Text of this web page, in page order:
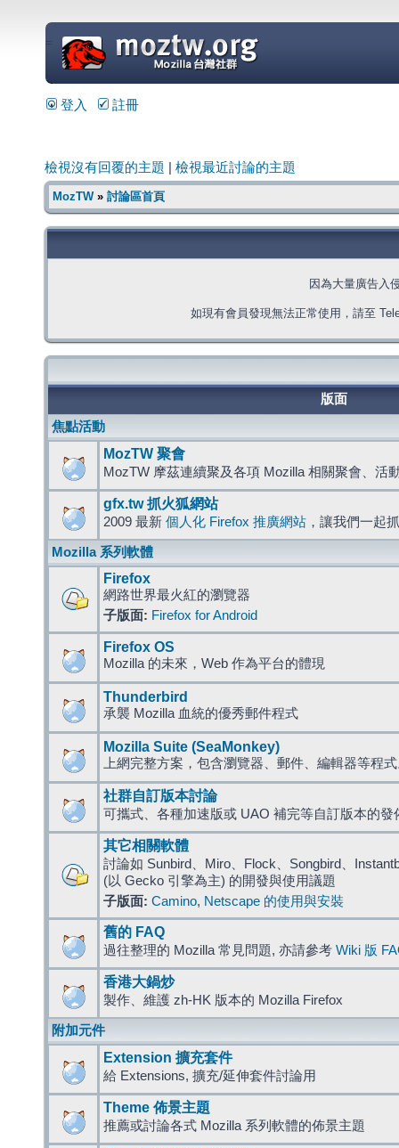
=
登入 註冊
檢視沒有回覆的主題 檢視最近討論的主題
MozTW» 討論區首頁
因為大量廣告入
如現有會員發現無法正常使用，請至
版面
焦點活動
MozTW 聚會
MozTW 摩茲連續聚及各項 Mozilla 相關聚會、活
gfx.tw 抓火狐網站
2009 最新 個人化 Firefox 推廣網站 ，讓我們一起
Mozilla 系列軟體
Firefox
網路世界最火紅的瀏覽器
子版面: Firefox for Android
Firefox OS
Mozilla 的未來，Web 作為平台的體現
Thunderbird
承襲 Mozilla 血統的優秀郵件程式
Mozilla Suite (SeaMonkey)
上網完整方案，包含瀏覽器、郵件、編輯器等程
社群自訂版本討論
可攜式、各種加速版或 UAO 補完等自訂版本的發
其它相關軟體
討論如 Sunbird、Miro、Flock、Songbird、
(以 Gecko 引擎為主) 的開發與使用議題
子版面: Camino, Netscape 的使用與安裝
舊的 FAQ
過往整理的 Mozilla 常見問題, 亦請參考 Wiki 版
香港大鍋炒
製作、維護 zh-HK 版本的 Mozilla Firefox
附加元件
Extension 擴充套件
給 Extensions, 擴充/延伸套件討論用
Theme 佈景主題
推薦或討論各式 Mozilla 系列軟體的佈景主題